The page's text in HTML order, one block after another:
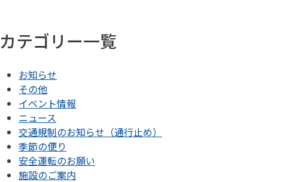
カテゴリー一覧
お知らせ
その他
イベント情報
ニュース
交通規制のお知らせ（通行止め）
季節の便り
安全運転のお願い
施設のご案内